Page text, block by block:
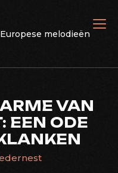
melodieën
VAN
EEN ODE